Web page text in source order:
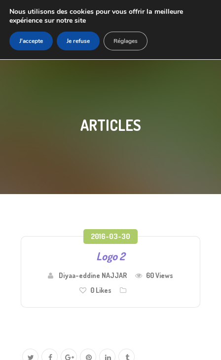
ARTICLES
2016-03-30
Logo 2
Diyaa-eddine NAJJAR
60 Views
0 Likes
Nous utilisons des cookies pour vous offrir la meilleure
expérience sur notre site
J'accepte Je refuse Réglages